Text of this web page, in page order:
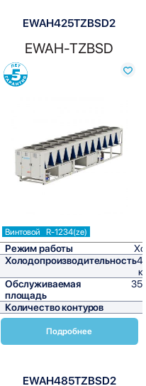
1
EWAH425TZBSD2
EWAH-TZBSD
Сравнить
Винтовой R-1234(ze)
Режим работы
Холодопроизводительность
Обслуживаемая
площадь
Количество контуров
Подробнее
EWAH485TZBSD2